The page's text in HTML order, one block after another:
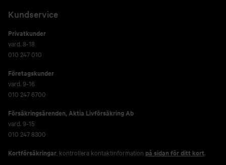
Kundservice
Privatkunder
vard. 8-18
010 247 010
Företagskunder
vard. 9-16
010 247 6700
Försäkringsärenden,Aktia Livförsäkring Ab
vard. 9-15
010 247 8300
Kortförsäkringar , kontrollera kontaktinformation på sidan för ditt kort.